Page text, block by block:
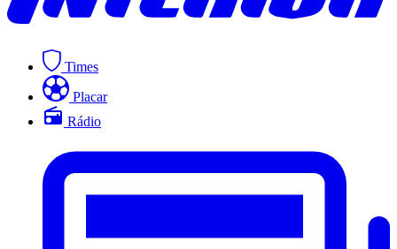
Times
Placar
Rádio